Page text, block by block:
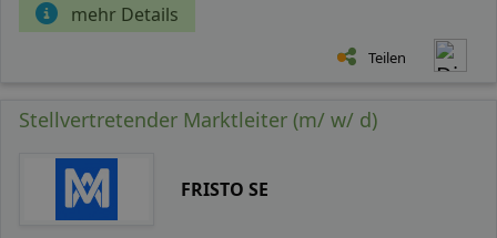
mehr Details
Teilen
Stellvertretender Marktleiter (m/ w/ d)
FRISTO SE